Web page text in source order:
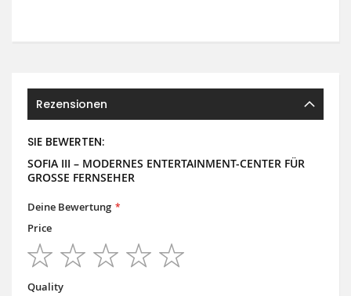
Rezensionen
SIE BEWERTEN:
SOFIA III – MODERNES ENTERTAINMENT-CENTER FÜR
GROSSE FERNSEHER
Deine Bewertung
Price
star
stars
stars
stars
stars
Quality